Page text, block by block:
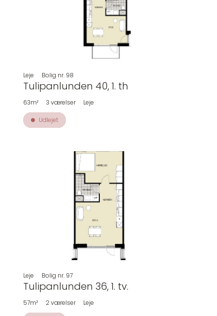
Leje Bolig nr. 98
Tulipanlunden 40, 1. th
63m² 3 værelser Leje
Udlejet
Leje Bolig nr. 97
Tulipanlunden 36, 1. tv.
57m² 2 værelser Leje